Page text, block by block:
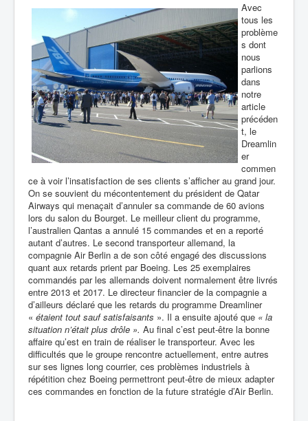
Avec
tous les
problème
s dont
nous
parlions
dans
notre
article
précéden
t, le
Dreamlin
er
commen
ce à voir l’insatisfaction de ses clients s’afficher au grand jour.
On se souvient du mécontentement du président de Qatar
Airways qui menaçait d’annuler sa commande de 60 avions
lors du salon du Bourget. Le meilleur client du programme,
l’australien Qantas a annulé 15 commandes et en a reporté
autant d’autres. Le second transporteur allemand, la
compagnie Air Berlin a de son côté engagé des discussions
quant aux retards prient par Boeing. Les 25 exemplaires
commandés par les allemands doivent normalement être livrés
entre 2013 et 2017. Le directeur financier de la compagnie a
d’ailleurs déclaré que les retards du programme Dreamliner
« étaient tout sauf satisfaisants ». Il a ensuite ajouté que « la
situation n’était plus drôle ». Au final c’est peut-être la bonne
affaire qu’est en train de réaliser le transporteur. Avec les
difficultés que le groupe rencontre actuellement, entre autres
sur ses lignes long courrier, ces problèmes industriels à
répétition chez Boeing permettront peut-être de mieux adapter
ces commandes en fonction de la future stratégie d’Air Berlin.